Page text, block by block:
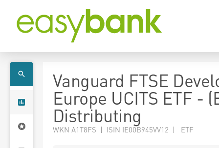
Vanguard FTSE
Europe UCITS ETF -
Distributing
WKN A1T8FS | ISIN IE00B945VV12 | ETF